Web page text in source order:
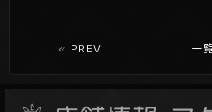
« PREV 一覧